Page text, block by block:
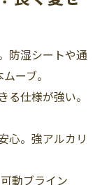
防湿シートや通
ーブ。
仕様が強い。
心。強アルカリ
動ブライン